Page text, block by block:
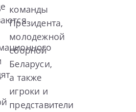
команды
Президента,
молодежной
сборной
Беларуси,
а также
игроки и
представители